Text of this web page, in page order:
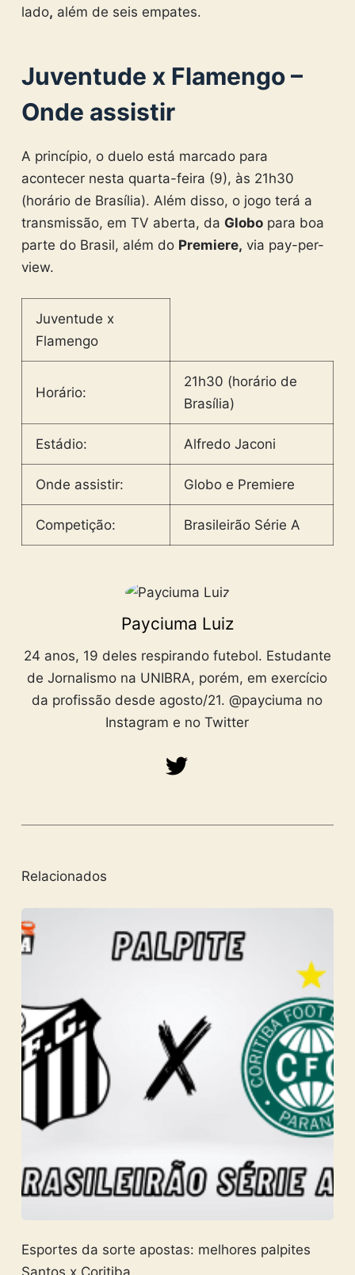
lado, além de seis empates.
Juventude x Flamengo –
Onde assistir
A princípio, o duelo está marcado para
acontecer nesta quarta-feira (9), às 21h30
(horário de Brasília). Além disso, o jogo terá a
transmissão, em TV aberta, da Globopara boa
parte do Brasil, além do Premiere, via pay-per-
view.
Juventude x
Flamengo
Horário:
21h30 (horário de
Brasília)
Estádio: Alfredo Jaconi
Onde assistir: Globo e Premiere
Competição: Brasileirão Série A
Payciuma Luiz
24 anos, 19 deles respirando futebol. Estudante
de Jornalismo na UNIBRA, porém, em exercício
da profissão desde agosto/21. @payciuma no
Instagram e no Twitter
Relacionados
Esportes da sorte apostas: melhores palpites